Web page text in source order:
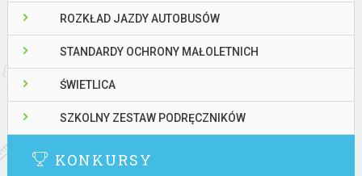
ROZKŁAD JAZDY AUTOBUSÓW
STANDARDY OCHRONY MAŁOLETNICH
ŚWIETLICA
SZKOLNY ZESTAW PODRĘCZNIKÓW
KONKURSY